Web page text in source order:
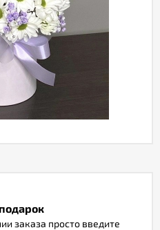
заказа просто введите